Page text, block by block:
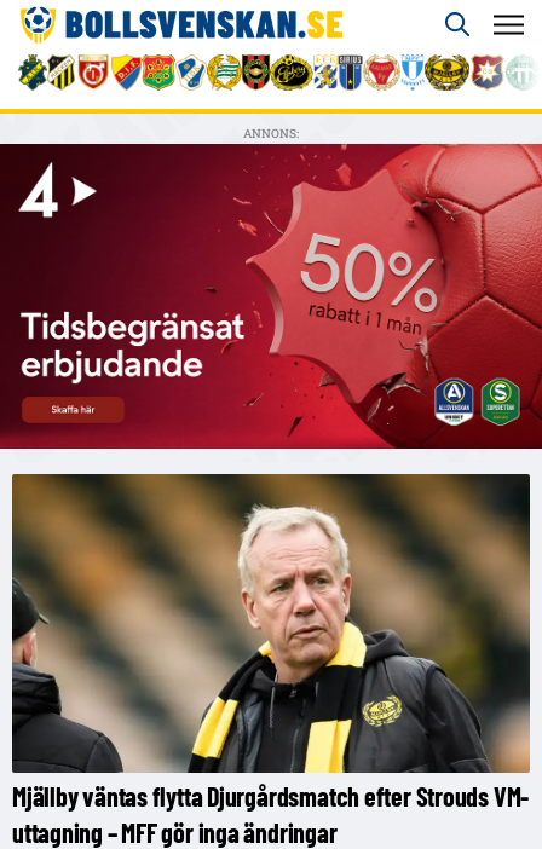
ANNONS:
Mjällby väntas flytta Djurgårdsmatch efter Strouds VM-
uttagning – MFF gör inga ändringar